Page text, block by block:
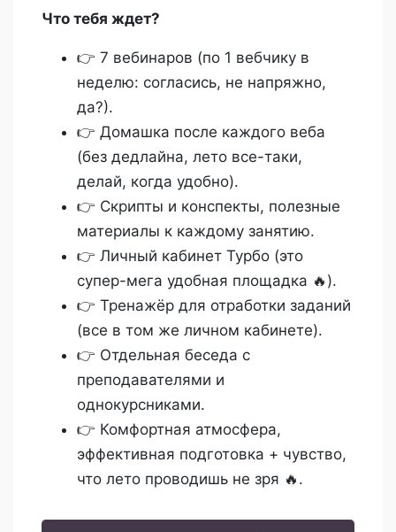
Что тебя ждет?
👉 7 вебинаров (по 1 вебчику в
неделю: согласись, не напряжно,
да?).
👉 Домашка после каждого веба
(без дедлайна, лето все-таки,
делай, когда удобно).
👉 Скрипты и конспекты, полезные
материалы к каждому занятию.
👉 Личный кабинет Турбо (это
супер-мега удобная площадка 🔥).
👉 Тренажёр для отработки заданий
(все в том же личном кабинете).
👉 Отдельная беседа с
преподавателями и
однокурсниками.
👉 Комфортная атмосфера,
эффективная подготовка + чувство,
что лето проводишь не зря 🔥.